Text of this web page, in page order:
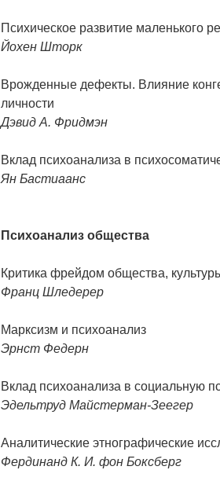
Психическое развитие маленького
Йохен Шторк
Врожденные дефекты. Влияние
личности
Дэвид А. Фридмэн
Вклад психоанализа в
Ян Бастиаанс
Психоанализ общества
Критика фрейдом общества,
Франц Шледерер
Марксизм и психоанализ
Эрнст Федерн
Вклад психоанализа в социальную
Эдельтруд Майстерман-Зеегер
Аналитические этнографические
Фердинанд К. И. фон Боксберг